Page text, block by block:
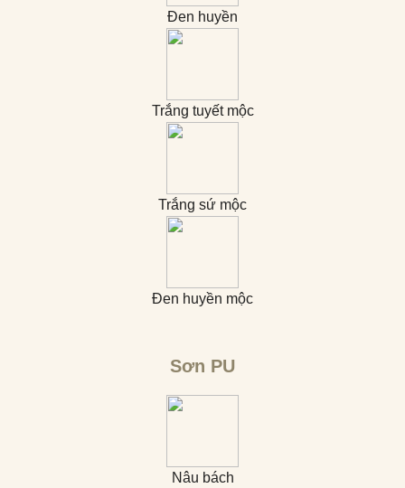
Đen huyền
Trắng tuyết mộc
Trắng sứ mộc
Đen huyền mộc
Sơn PU
Nâu bách